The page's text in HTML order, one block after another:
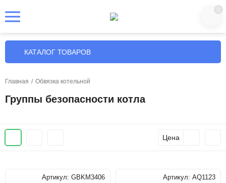
0
КАТАЛОГ ТОВАРОВ
Главная / Обвязка котельной
Группы безопасности котла
Цена
Артикул: GBKM3406 Артикул: AQ1123